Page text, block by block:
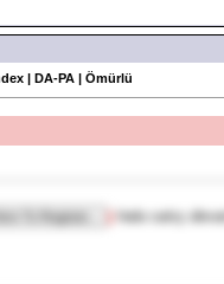
| DA-PA | Ömürlü
hala satış